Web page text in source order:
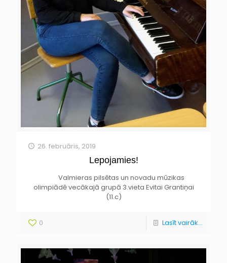
26. februāris, 2019
Lepojamies!
Valmieras pilsētas un novadu mūzikas
olimpiādē vecākajā grupā 3.vieta Evitai Grantiņai
(11.c)
0 Lasīt vairāk...